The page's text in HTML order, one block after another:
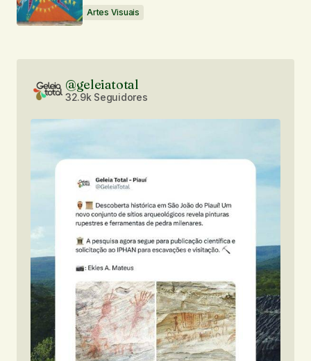
Artes Visuais
@geleiatotal
32.9k Seguidores